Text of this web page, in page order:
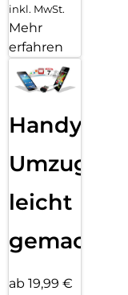
inkl. MwSt.
Mehr
erfahren
Handy
Umzug
leicht
gemacht!
ab 19,99 €